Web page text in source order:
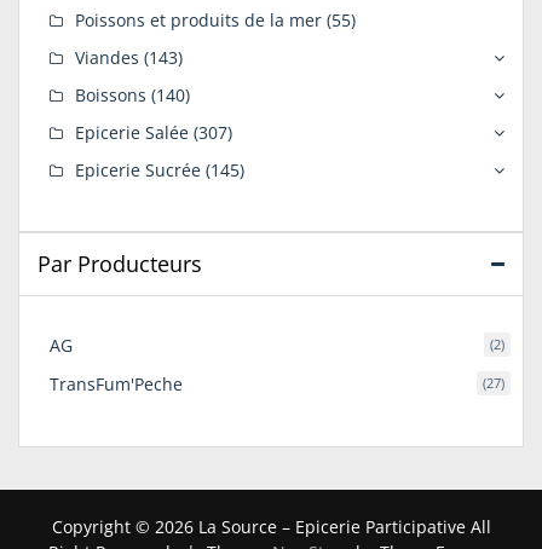
Poissons et produits de la mer (55)
Viandes (143)
Boissons (140)
Epicerie Salée (307)
Epicerie Sucrée (145)
Par Producteurs
AG (2)
TransFum'Peche (27)
Copyright © 2026 La Source – Epicerie Participative All